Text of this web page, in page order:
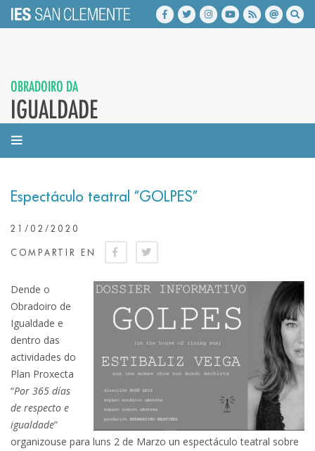
OBRADOIRO DA
IGUALDADE
Espectáculo teatral “GOLPES”
21/02/2020
COMPARTIR EN
Dende o
Obradoiro de
Igualdade e
dentro das
actividades do
Plan Proxecta
“Por 365 días
de respecto e
igualdade”
organizouse para luns 2 de Marzo un espectáculo teatral sobre